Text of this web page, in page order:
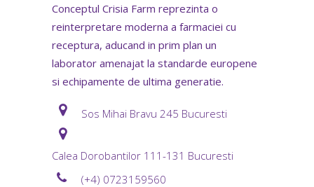
Conceptul Crisia Farm reprezinta o
reinterpretare moderna a farmaciei cu
receptura, aducand in prim plan un
laborator amenajat la standarde europene
si echipamente de ultima generatie.
Sos Mihai Bravu 245 Bucuresti
Calea Dorobantilor 111-131 Bucuresti
(+4) 0723159560